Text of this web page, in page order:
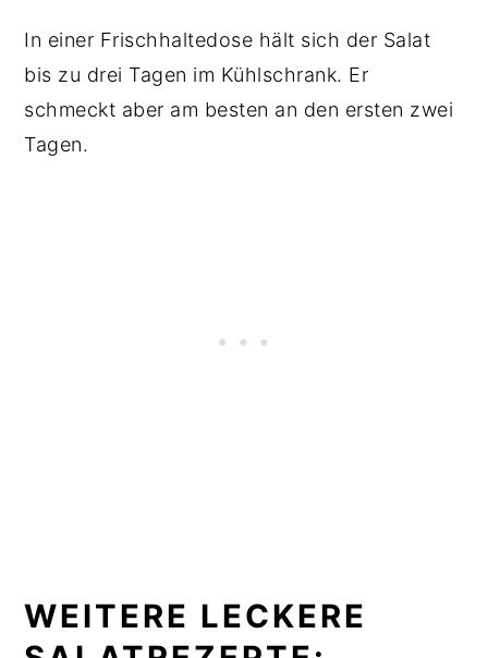
In einer Frischhaltedose hält sich der Salat
bis zu drei Tagen im Kühlschrank. Er
schmeckt aber am besten an den ersten zwei
Tagen.
WEITERE LECKERE